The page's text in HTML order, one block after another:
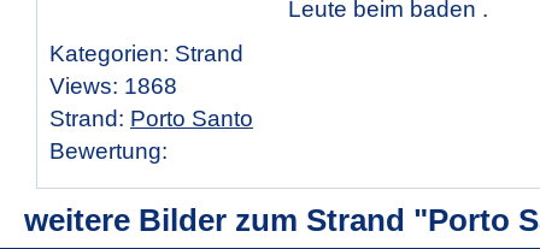
Leute beim baden .
Kategorien: Strand
Views: 1868
Strand: Porto Santo
Bewertung:
weitere Bilder zum Strand "Porto